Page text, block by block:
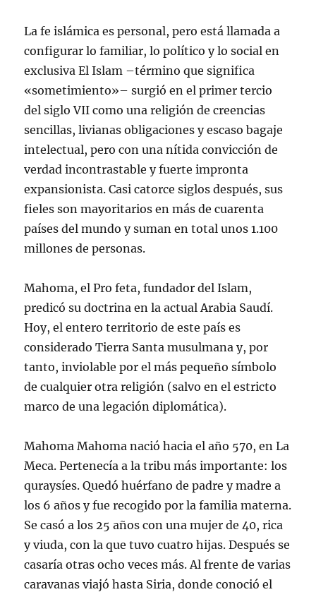
La fe islámica es personal, pero está llamada a
configurar lo familiar, lo político y lo social en
exclusiva El Islam –término que significa
«sometimiento»– surgió en el primer tercio
del siglo VII como una religión de creencias
sencillas, livianas obligaciones y escaso bagaje
intelectual, pero con una nítida convicción de
verdad incontrastable y fuerte impronta
expansionista. Casi catorce siglos después, sus
fieles son mayoritarios en más de cuarenta
países del mundo y suman en total unos 1.100
millones de personas.
Mahoma, el Pro feta, fundador del Islam,
predicó su doctrina en la actual Arabia Saudí.
Hoy, el entero territorio de este país es
considerado Tierra Santa musulmana y, por
tanto, inviolable por el más pequeño símbolo
de cualquier otra religión (salvo en el estricto
marco de una legación diplomática).
Mahoma Mahoma nació hacia el año 570, en La
Meca. Pertenecía a la tribu más importante: los
quraysíes. Quedó huérfano de padre y madre a
los 6 años y fue recogido por la familia materna.
Se casó a los 25 años con una mujer de 40, rica
y viuda, con la que tuvo cuatro hijas. Después se
casaría otras ocho veces más. Al frente de varias
caravanas viajó hasta Siria, donde conoció el